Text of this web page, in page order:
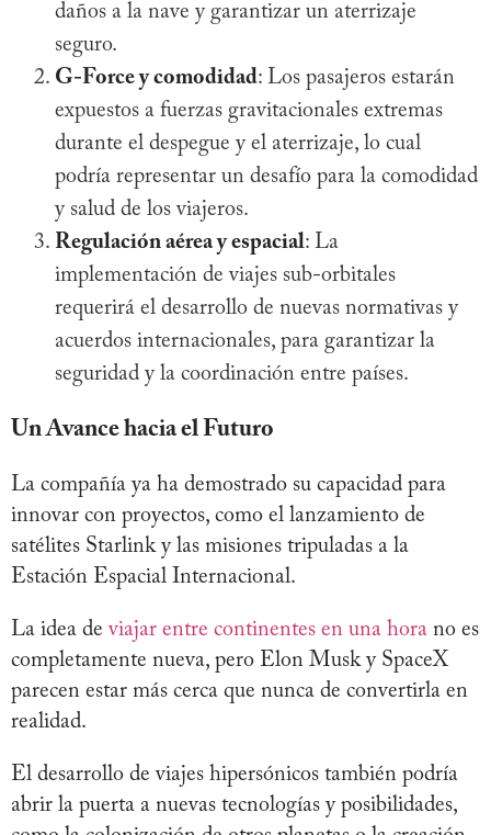
daños a la nave y garantizar un aterrizaje
seguro.
G-Force y comodidad: Los pasajeros estarán
expuestos a fuerzas gravitacionales extremas
durante el despegue y el aterrizaje, lo cual
podría representar un desafío para la comodidad
y salud de los viajeros.
Regulación aérea y espacial: La
implementación de viajes sub-orbitales
requerirá el desarrollo de nuevas normativas y
acuerdos internacionales, para garantizar la
seguridad y la coordinación entre países.
Un Avance hacia el Futuro
La compañía ya ha demostrado su capacidad para
innovar con proyectos, como el lanzamiento de
satélites Starlink y las misiones tripuladas a la
Estación Espacial Internacional.
La idea deviajar entre continentes en una hora no es
completamente nueva, pero Elon Musk y SpaceX
parecen estar más cerca que nunca de convertirla en
realidad.
El desarrollo de viajes hipersónicos también podría
abrir la puerta a nuevas tecnologías y posibilidades,